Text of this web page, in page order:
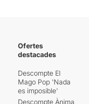
Ofertes
destacades
Descompte El
Mago Pop 'Nada
es imposible'
Descompte Ànima